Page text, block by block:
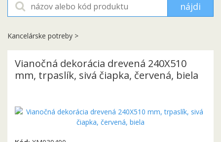
nájdi
Kancelárske potreby >
Vianočná dekorácia drevená 240X510
mm, trpaslík, sivá čiapka, červená, biela